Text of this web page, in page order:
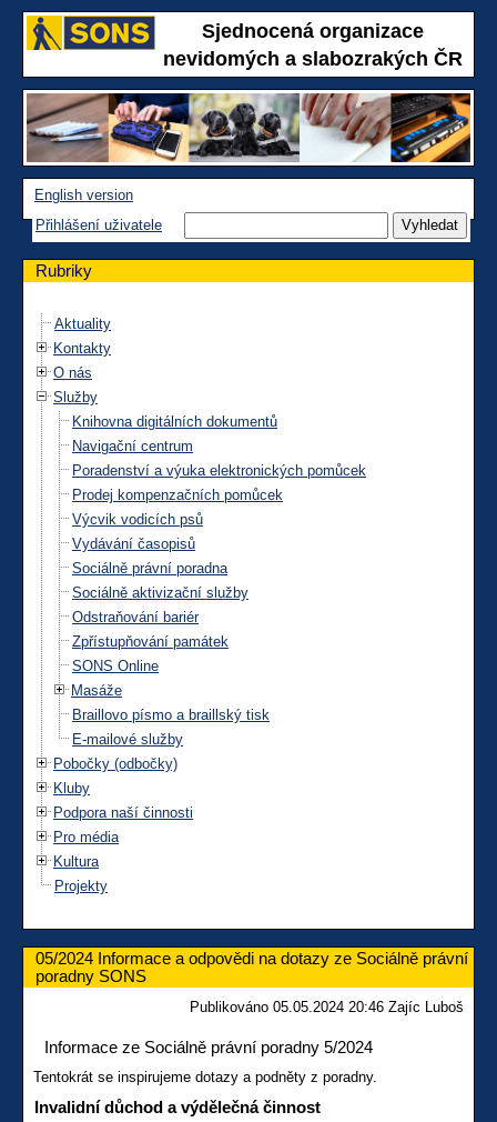
Sjednocená organizace
nevidomých a slabozrakých ČR
English version
Přihlášení uživatele
Rubriky
Aktuality
Kontakty
O nás
Služby
Knihovna digitálních dokumentů
Navigační centrum
Poradenství a výuka elektronických pomůcek
Prodej kompenzačních pomůcek
Výcvik vodicích psů
Vydávání časopisů
Sociálně právní poradna
Sociálně aktivizační služby
Odstraňování bariér
Zpřístupňování památek
SONS Online
Masáže
Braillovo písmo a braillský tisk
E-mailové služby
Pobočky (odbočky)
Kluby
Podpora naší činnosti
Pro média
Kultura
Projekty
05/2024 Informace a odpovědi na dotazy ze Sociálně právní
poradny SONS
Publikováno 05.05.2024 20:46 Zajíc Luboš
Informace ze Sociálně právní poradny 5/2024
Tentokrát se inspirujeme dotazy a podněty z poradny.
Invalidní důchod a výdělečná činnost